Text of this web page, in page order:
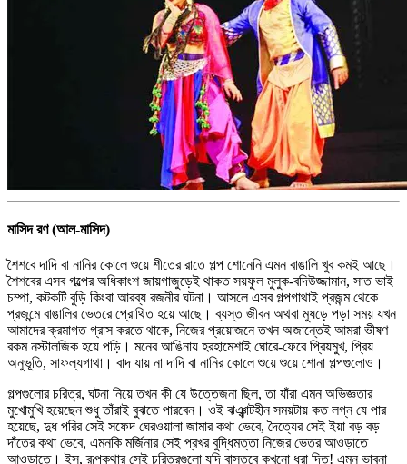
মাসিদ রণ (আল-মাসিদ)
শৈশবে দাদি বা নানির কোলে শুয়ে শীতের রাতে গল্প শোনেনি এমন বাঙালি খুব কমই আছে।
শৈশবের এসব গল্পের অধিকাংশ জায়গাজুড়েই থাকত সয়ফুল মুলুক-বদিউজ্জামান, সাত ভাই
চম্পা, কটকটি বুড়ি কিংবা আরব্য রজনীর ঘটনা। আসলে এসব গল্পগাথাই প্রজন্ম থেকে
প্রজন্মে বাঙালির ভেতরে প্রোথিত হয়ে আছে। ব্যস্ত জীবন অথবা মুষড়ে পড়া সময় যখন
আমাদের ক্রমাগত গ্রাস করতে থাকে, নিজের প্রয়োজনে তখন অজান্তেই আমরা ভীষণ
রকম নস্টালজিক হয়ে পড়ি। মনের আঙিনায় হরহামেশাই ঘোরে-ফেরে প্রিয়মুখ, প্রিয়
অনুভূতি, সাফল্যগাথা। বাদ যায় না দাদি বা নানির কোলে শুয়ে শুয়ে শোনা গল্পগুলোও।
গল্পগুলোর চরিত্র, ঘটনা নিয়ে তখন কী যে উত্তেজনা ছিল, তা যাঁরা এমন অভিজ্ঞতার
মুখোমুখি হয়েছেন শুধু তাঁরাই বুঝতে পারবেন। ওই ঝঞ্ঝাটহীন সময়টায় কত লগ্ন যে পার
হয়েছে, দুধ পরির সেই সফেদ ঘেরওয়ালা জামার কথা ভেবে, দৈত্যের সেই ইয়া বড় বড়
দাঁতের কথা ভেবে, এমনকি মর্জিনার সেই প্রখর বুদ্ধিমত্তা নিজের ভেতর আওড়াতে
আওড়াতে। ইস, রূপকথার সেই চরিত্রগুলো যদি বাস্তবে কখনো ধরা দিত! এমন ভাবনা